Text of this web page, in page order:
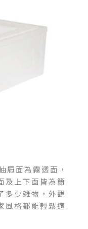
屜面為霧透面，
及上下面皆為簡
多少雜物，外觀
風格都能輕鬆適